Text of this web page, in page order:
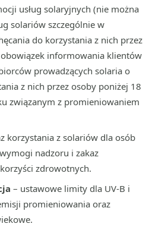
usług solaryjnych (nie można
solariów szczególnie w
do korzystania z nich przez
obowiązek informowania klientów
prowadzących solaria o
z nich przez osoby poniżej 18
związanym z promieniowaniem
korzystania z solariów dla osób
nadzoru i zakaz
zdrowotnych.
– ustawowe limity dla UV-B i
promieniowania oraz